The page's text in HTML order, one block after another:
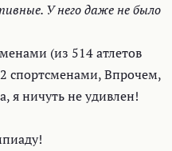
У него даже не было
(из 514 атлетов
спортсменами, Впрочем,
я ничуть не удивлен!